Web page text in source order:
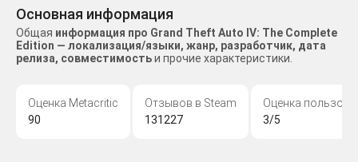
Основная информация
Общая информация про Grand Theft Auto IV: The Complete
Edition — локализация/языки, жанр, разработчик, дата
релиза, совместимостьи прочие характеристики.
Оценка Metacritic
90
Отзывов в Steam
131227
Оценка
3/5